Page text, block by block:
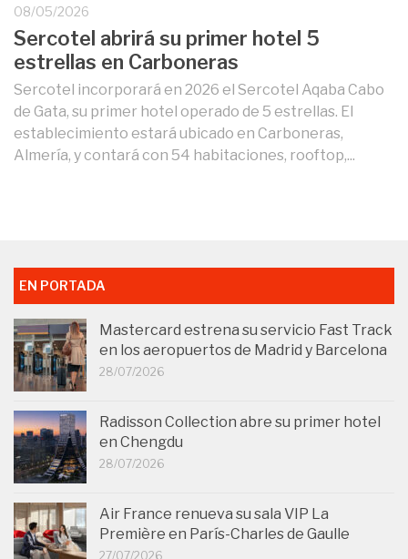
08/05/2026
Sercotel abrirá su primer hotel 5
estrellas en Carboneras
Sercotel incorporará en 2026 el Sercotel Aqaba Cabo
de Gata, su primer hotel operado de 5 estrellas. El
establecimiento estará ubicado en Carboneras,
Almería, y contará con 54 habitaciones, rooftop,...
EN PORTADA
Mastercard estrena su servicio Fast Track
en los aeropuertos de Madrid y Barcelona
28/07/2026
Radisson Collection abre su primer hotel
en Chengdu
28/07/2026
Air France renueva su sala VIP La
Première en París-Charles de Gaulle
27/07/2026